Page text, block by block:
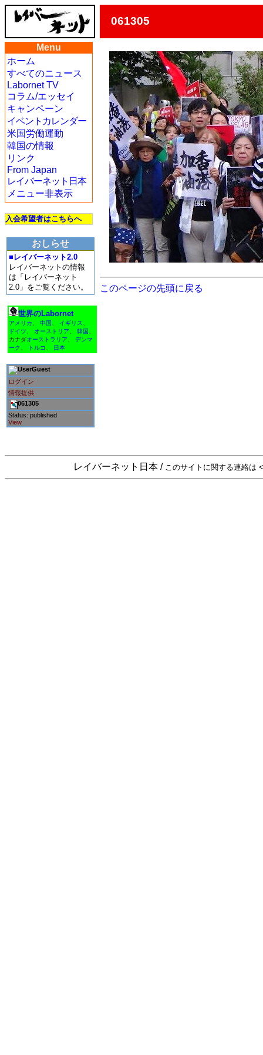
061305
Menu
ホーム
すべてのニュース
Labornet TV
コラム/エッセイ
キャンペーン
イベントカレンダー
米国労働運動
韓国の情報
リンク
From Japan
レイバーネット日本
メニュー非表示
入会希望者はこちらへ
おしらせ
■レイバーネット2.0
レイバーネットの情報
は「レイバーネット
2.0」をご覧ください。
世界のLabornet
アメリカ 中国 イギリス
ドイツ
オーストリア 韓国
カナダオーストラリア
デンマ
ーク
トルコ 日本
Guest
ログイン
情報提供
061305
Status: published
View
このページの先頭に戻る
レイバーネット日本 / このサイトに関する連絡は